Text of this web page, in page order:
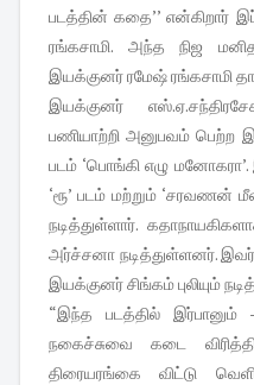
படத்தின் கதை’’ என்கிறார்
ரங்கசாமி. அந்த நிஜ
இயக்குனர் ரமேஷ் ரங்கசாமி
இயக்குனர்
பணியாற்றி அனுபவம் பெற்ற
படம் ‘பொங்கி எழு
‘ரூ’ படம் மற்றும் ‘சரவணன்
நடித்துள்ளார்.
அர்ச்சனா நடித்துள்ளனர்.
இயக்குனர் சிங்கம் புலியும்
“இந்த படத்தில் இர்பானும்
நகைச்சுவை கடை
திரையரங்கை விட்டு